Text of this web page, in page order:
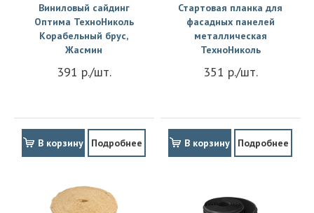
Виниловый сайдинг
Оптима ТехноНиколь
Корабельный брус,
Жасмин
391 р./шт.
В корзину Подробнее
Стартовая планка для
фасадных панелей
металлическая
ТехноНиколь
351 р./шт.
В корзину Подробнее